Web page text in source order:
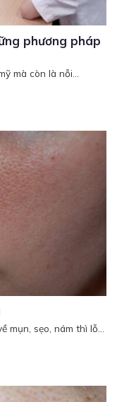
phương pháp
mà còn là nỗi...
sẹo, nám thì lỗ...